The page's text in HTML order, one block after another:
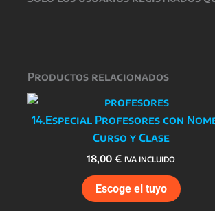
Productos relacionados
14.Especial Profesores con
Curso y Clase
18,00 € IVA INCLUIDO
Escoge el tuyo